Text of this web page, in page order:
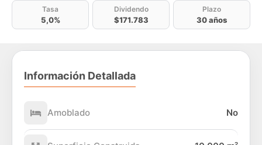
Tasa
5,0%
Dividendo
$171.783
Plazo
30 años
Información Detallada
Amoblado No